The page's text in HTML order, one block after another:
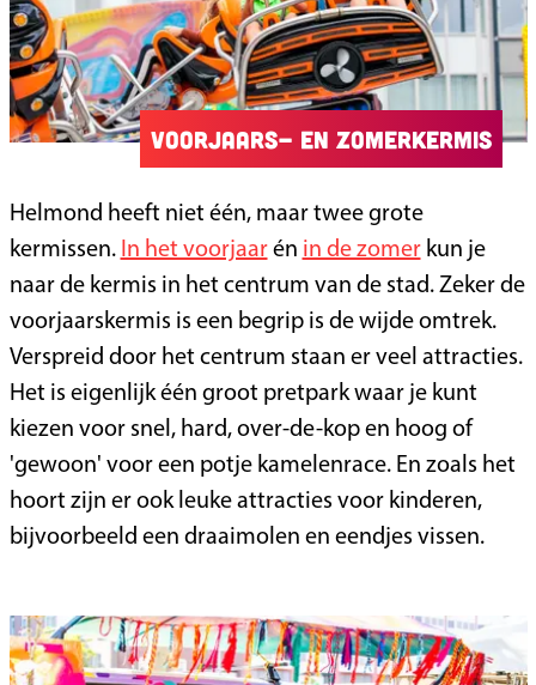
Voorjaars- en zomerkermis
Helmond heeft niet één, maar twee grote
kermissen. In het voorjaarén in de zomerkun je
naar de kermis in het centrum van de stad. Zeker de
voorjaarskermis is een begrip is de wijde omtrek.
Verspreid door het centrum staan er veel attracties.
Het is eigenlijk één groot pretpark waar je kunt
kiezen voor snel, hard, over-de-kop en hoog of
'gewoon' voor een potje kamelenrace. En zoals het
hoort zijn er ook leuke attracties voor kinderen,
bijvoorbeeld een draaimolen en eendjes vissen.